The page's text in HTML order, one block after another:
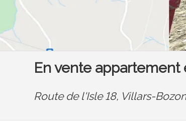
En vente
Route de l'Isle 18, Villars-